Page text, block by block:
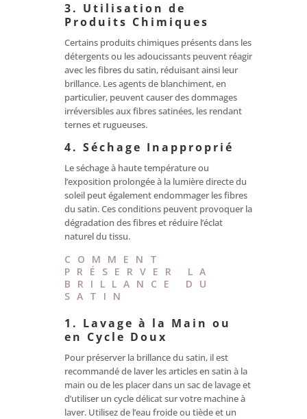
3. Utilisation de
Produits Chimiques
Certains produits chimiques présents dans les
détergents ou les adoucissants peuvent réagir
avec les fibres du satin, réduisant ainsi leur
brillance. Les agents de blanchiment, en
particulier, peuvent causer des dommages
irréversibles aux fibres satinées, les rendant
ternes et rugueuses.
4. Séchage Inapproprié
Le séchage à haute température ou
l’exposition prolongée à la lumière directe du
soleil peut également endommager les fibres
du satin. Ces conditions peuvent provoquer la
dégradation des fibres et réduire l’éclat
naturel du tissu.
COMMENT
PRÉSERVER LA
BRILLANCE DU
SATIN
1. Lavage à la Main ou
en Cycle Doux
Pour préserver la brillance du satin, il est
recommandé de laver les articles en satin à la
main ou de les placer dans un sac de lavage et
d’utiliser un cycle délicat sur votre machine à
laver. Utilisez de l’eau froide ou tiède et un